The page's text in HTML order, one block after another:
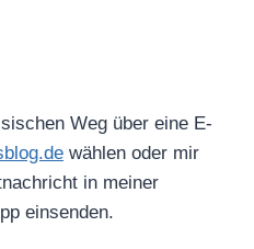
Weg über eine E-
wählen oder mir
in meiner
einsenden.